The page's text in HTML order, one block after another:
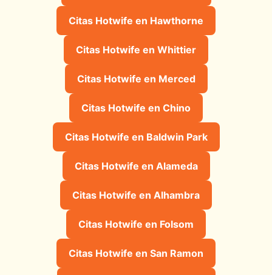
Citas Hotwife en Hawthorne
Citas Hotwife en Whittier
Citas Hotwife en Merced
Citas Hotwife en Chino
Citas Hotwife en Baldwin Park
Citas Hotwife en Alameda
Citas Hotwife en Alhambra
Citas Hotwife en Folsom
Citas Hotwife en San Ramon